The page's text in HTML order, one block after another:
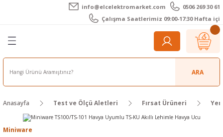
info@elcelektromarket.com
0506 269 30 61
Çalışma Saatlerimiz 09:00-17:30 Hafta içi
Geri Dön
Geri Dön
Geri Dön
Geri Dön
Cihazları
Geri Dön
Teli - Pasta
Geri Dön
ARA
Anasayfa Test ve Ölçü Aletleri Fırsat Ürüneri
Miniware